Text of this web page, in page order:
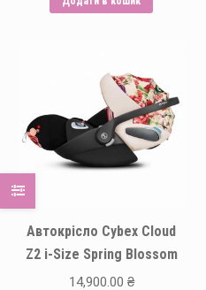
Автокрісло Cybex Cloud
Z2 i-Size Spring Blossom
14,900.00 ₴